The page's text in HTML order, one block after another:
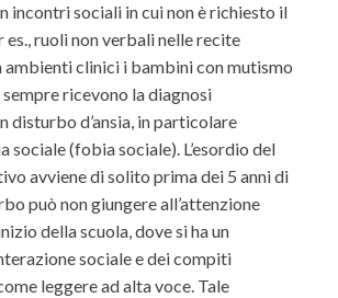
incontri sociali in cui non è richiesto il
es., ruoli non verbali nelle recite
ambienti clinici i bambini con mutismo
ricevono la diagnosi
disturbo d’ansia, in particolare
sociale (fobia sociale). L’esordio del
avviene di solito prima dei 5 anni di
può non giungere all’attenzione
della scuola, dove si ha un
sociale e dei compiti
leggere ad alta voce. Tale